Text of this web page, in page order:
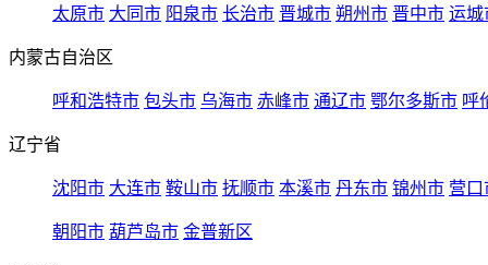
太原市 大同市 阳泉市 长治市 晋城市 朔州市 晋中市 运城
内蒙古自治区
呼和浩特市 包头市 乌海市 赤峰市 通辽市 鄂尔多斯市 呼
辽宁省
沈阳市 大连市 鞍山市 抚顺市 本溪市 丹东市 锦州市 营口
朝阳市 葫芦岛市 金普新区